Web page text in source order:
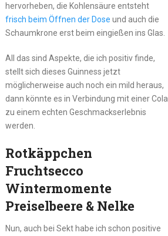
hervorheben, die Kohlensäure entsteht
frisch beim Öffnen der Dose und auch die
Schaumkrone erst beim eingießen ins Glas.
All das sind Aspekte, die ich positiv finde,
stellt sich dieses Guinness jetzt
möglicherweise auch noch ein mild heraus,
dann könnte es in Verbindung mit einer Cola
zu einem echten Geschmackserlebnis
werden.
Rotkäppchen
Fruchtsecco
Wintermomente
Preiselbeere & Nelke
Nun, auch bei Sekt habe ich schon positive